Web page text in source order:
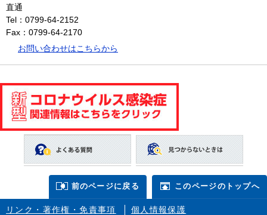
直通
Tel：0799-64-2152
Fax：0799-64-2170
お問い合わせはこちらから
前のページに戻る このページのトップへ
リンク・著作権・免責事項 個人情報保護